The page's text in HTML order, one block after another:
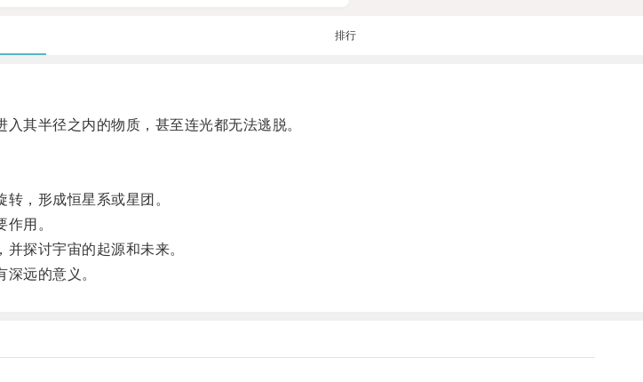
排行
其半径之内的物质，甚至连光都无法逃脱。
，形成恒星系或星团。
用。
探讨宇宙的起源和未来。
远的意义。